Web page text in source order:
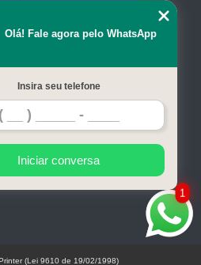
Missão
Serviços
Contato
Mapa do site
1
Olá! Fale agora pelo WhatsApp
Insira seu telefone
Iniciar conversa
(Lei 9610 de 19/02/1998)